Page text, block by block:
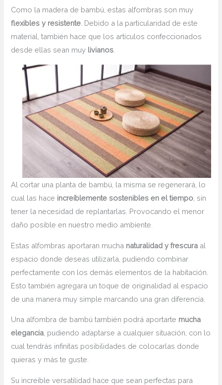
Como la madera de bambú, estas alfombras son muy
flexibles y resistente. Debido a la particularidad de este
material, también hace que los artículos confeccionados
desde ellas sean muy livianos.
Al cortar una planta de bambú, la misma se regenerará, lo
cual las hace increíblemente sostenibles en el tiempo , sin
tener la necesidad de replantarlas. Provocando el menor
daño posible en nuestro medio ambiente.
Estas alfombras aportaran mucha naturalidad y frescura al
espacio donde deseas utilizarla, pudiendo combinar
perfectamente con los demás elementos de la habitación.
Esto también agregara un toque de originalidad al espacio
de una manera muy simple marcando una gran diferencia.
Una alfombra de bambú también podrá aportarte mucha
elegancia , pudiendo adaptarse a cualquier situación, con lo
cual tendrás infinitas posibilidades de colocarlas donde
quieras y más te guste.
Su increíble versatilidad hace que sean perfectas para